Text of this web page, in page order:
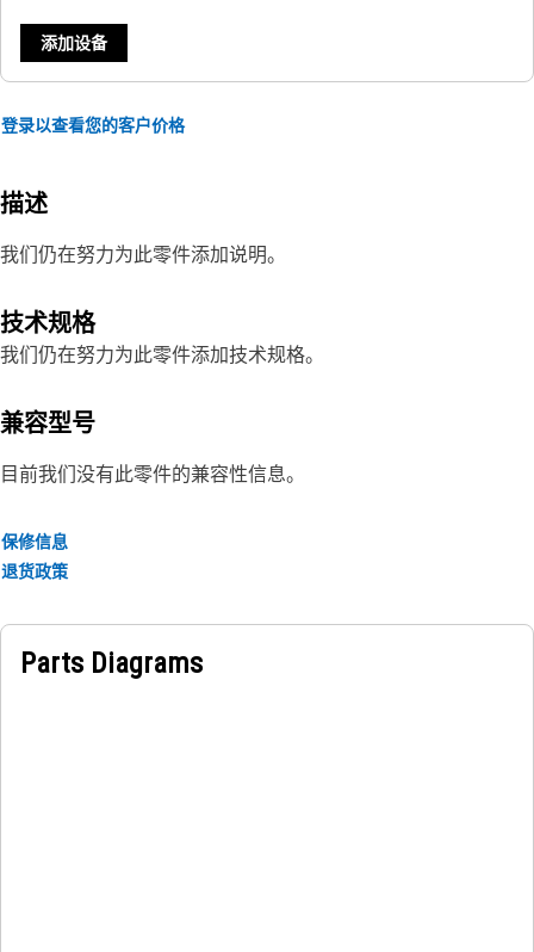
添加设备
登录以查看您的客户价格
描述
我们仍在努力为此零件添加说明。
技术规格
我们仍在努力为此零件添加技术规格。
兼容型号
目前我们没有此零件的兼容性信息。
保修信息
退货政策
Parts Diagrams